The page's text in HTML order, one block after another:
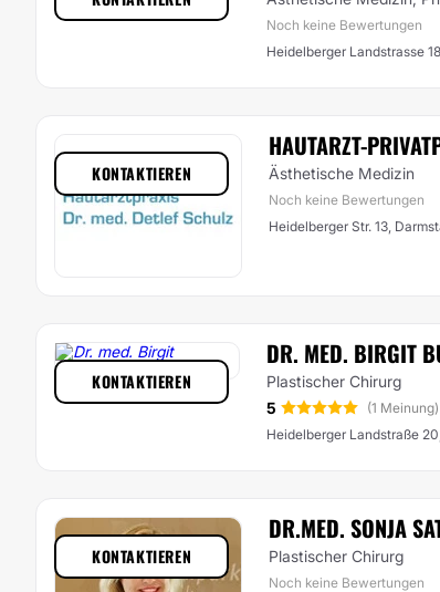
Noch keine Bewertungen
Heidelberger Landstrasse
HAUTARZT-
Ästhetische Medizin
Noch keine Bewertungen
Heidelberger Str. 13,
KONTAKTIEREN
DR. MED. BIRGIT
Plastischer Chirurg
5
(1 Meinung)
Heidelberger Landstraße
KONTAKTIEREN
DR.MED. SONJA
Plastischer Chirurg
Noch keine Bewertungen
KONTAKTIEREN